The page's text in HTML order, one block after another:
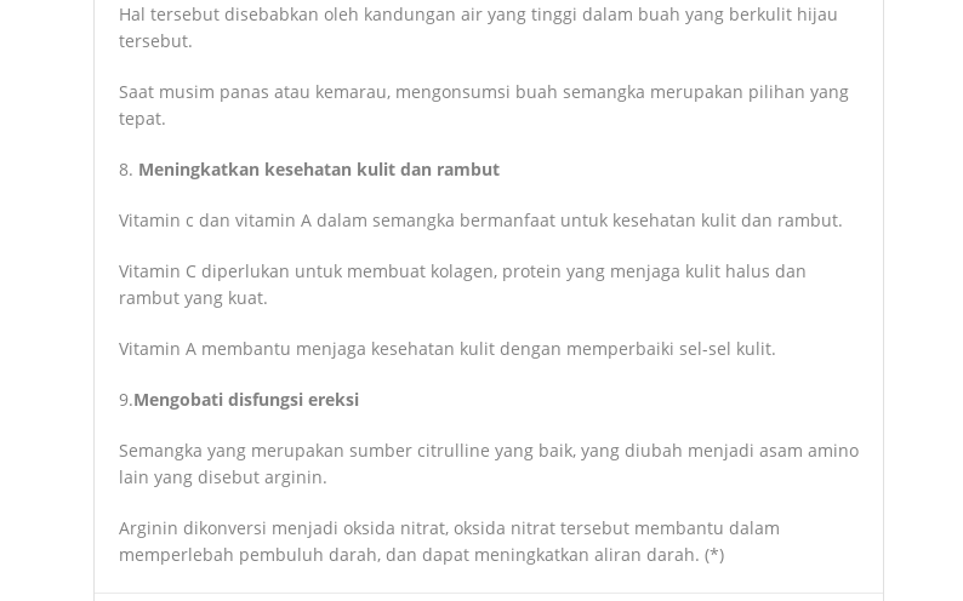
Hal tersebut disebabkan oleh kandungan air yang tinggi dalam buah yang berkulit hijau
tersebut.
Saat musim panas atau kemarau, mengonsumsi buah semangka merupakan pilihan yang
tepat.
8. Meningkatkan kesehatan kulit dan rambut
Vitamin c dan vitamin A dalam semangka bermanfaat untuk kesehatan kulit dan rambut.
Vitamin C diperlukan untuk membuat kolagen, protein yang menjaga kulit halus dan
rambut yang kuat.
Vitamin A membantu menjaga kesehatan kulit dengan memperbaiki sel-sel kulit.
9.Mengobati disfungsi ereksi
Semangka yang merupakan sumber citrulline yang baik, yang diubah menjadi asam amino
lain yang disebut arginin.
Arginin dikonversi menjadi oksida nitrat, oksida nitrat tersebut membantu dalam
memperlebah pembuluh darah, dan dapat meningkatkan aliran darah. (*)